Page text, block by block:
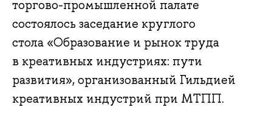
торгово-промышленной палате
состоялось заседание круглого
стола «Образование и рынок труда
в креативных индустриях: пути
развития», организованный Гильдией
креативных индустрий при МТПП.